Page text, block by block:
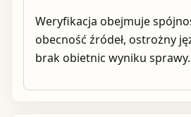
Weryfikacja obejmuje
obecność źródeł, ostrożny
brak obietnic wyniku sprawy.